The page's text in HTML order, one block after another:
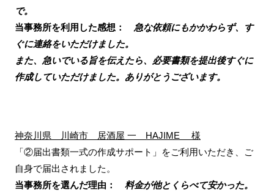
で。
当事務所を利用した感想：
急な依頼にもかかわらず、す
ぐに連絡をいただけました。
また、急いでいる旨を伝えたら、必要書類を提出後すぐに
作成していただけました。ありがとうございます。
神奈川県 川崎市 居酒屋 一 HAJIME 様
「②届出書類一式の作成サポート」をご利用いただき、ご
自身で届出されました。
当事務所を選んだ理由：
料金が他とくらべて安かった。